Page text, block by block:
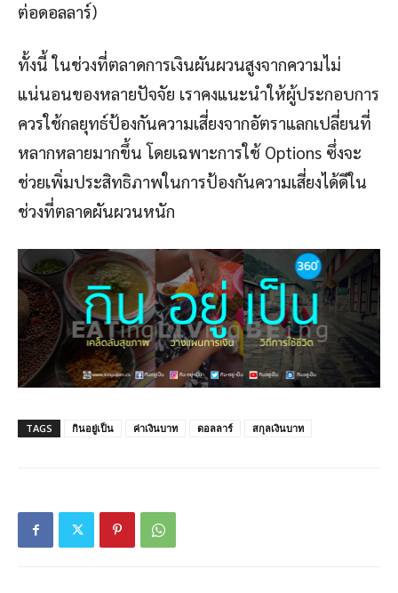
ต่อดอลลาร์)
ทั้งนี้ ในช่วงที่ตลาดการเงินผันผวนสูงจากความไม่
แน่นอนของหลายปัจจัย เราคงแนะนำให้ผู้ประกอบการ
ควรใช้กลยุทธ์ป้องกันความเสี่ยงจากอัตราแลกเปลี่ยนที่
หลากหลายมากขึ้น โดยเฉพาะการใช้ Options ซึ่งจะ
ช่วยเพิ่มประสิทธิภาพในการป้องกันความเสี่ยงได้ดีใน
ช่วงที่ตลาดผันผวนหนัก
TAGS กินอยู่เป็น ค่าเงินบาท ดอลลาร์ สกุลเงินบาท